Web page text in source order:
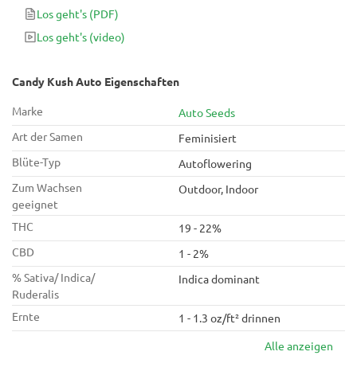
erinnern. Bereits 65 Tage nach der Keimung werden deine
Geschmacksknospen darin eintauchen können.
Los geht's (PDF)
Los geht's (video)
Candy Kush Auto Eigenschaften
Marke
Auto Seeds
Art der Samen
Feminisiert
Blüte-Typ
Autoflowering
Zum Wachsen
geeignet
Outdoor, Indoor
THC
19 - 22%
CBD
1 - 2%
% Sativa/ Indica/
Ruderalis
Indica dominant
Ernte
1 - 1.3 oz/ft² drinnen
Alle anzeigen